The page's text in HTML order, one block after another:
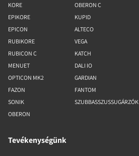
KORE
EPIKORE
EPICON
RUBIKORE
RUBICON C
MENUET
OPTICON MK2
FAZON
SONIK
OBERON
OBERON C
KUPID
ALTECO
VEGA
KATCH
DALI IO
GARDIAN
FANTOM
SZUBBASSZUSSUGÁRZÓK
Tevékenységünk